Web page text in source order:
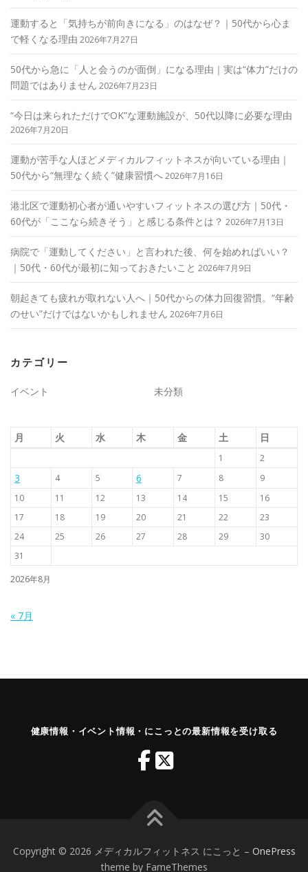
運動すると「気持ちが前向きになる」のはなぜ？｜50代から心ま
で軽くなる理由 2026年7月27日
50代から急に「人と会うのが面倒」になる理由｜実は“体力”だけの
問題ではありません 2026年7月23日
“今日は来られただけでOK”な運動施設が、50代以降に必要な理由
2026年7月20日
運動が苦手な人ほどメディカルフィットネスが向いている理由｜
50代から“無理なく続く”健康習慣へ2026年7月16日
港北区で運動初心者が通いやすいフィットネスの選び方｜50代・
60代が「ここなら続きそう」と感じる条件とは？ 2026年7月13日
病院で「運動してください」と言われた後、何を始めればいい？
｜50代・60代が最初に知っておきたいこと 2026年7月9日
朝起きても疲れが取れない人へ｜50代からの体力回復習慣。“年齢
のせい”だけではないかもしれません 2026年7月6日
カテゴリー
イベント 未分類
2026年8月
月 火 水 木 金 土 日
1 2
3 4 5 6 7 8
9
10
11 12 13 14 15
16
17
18 19 20 21 22
23
24
25 26 27 28 29
30
31
« 7月
健康情報・イベント情報・にこっとの最新情報を受け取る
Copyright © 2026 メディカルフィットネス にこっと – OnePress
theme by FameThemes